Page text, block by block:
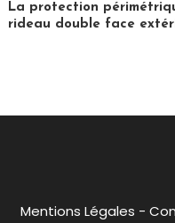
La protection
rideau double face
Mentions Légales -